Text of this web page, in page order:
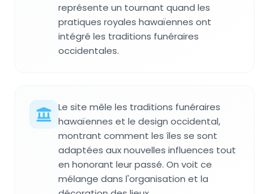
représente un tournant quand les
pratiques royales hawaïennes ont
intégré les traditions funéraires
occidentales.
Le site mêle les traditions funéraires
hawaïennes et le design occidental,
montrant comment les îles se sont
adaptées aux nouvelles influences tout
en honorant leur passé. On voit ce
mélange dans l'organisation et la